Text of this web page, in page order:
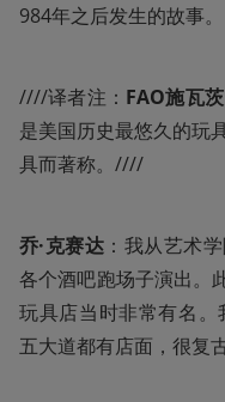
984年之后发生的故事。
////译者注： FAO施瓦茨
是美国历史最悠久的玩
具而著称。////
乔·克赛达 ：我从艺术
各个酒吧跑场子演出。
玩具店当时非常有名
五大道都有店面，很复古